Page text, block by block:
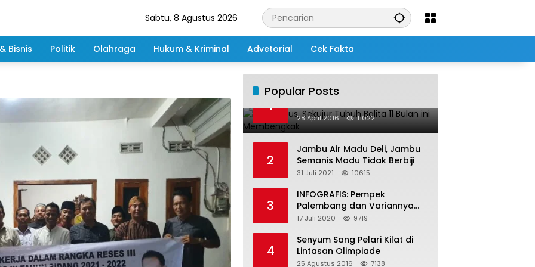
Sabtu, 8 Agustus 2026
Bisnis Politik Olahraga Hukum & Kriminal Advetorial Cek Fakta
Popular Posts
1
Salah Infus, Sekujur Tubuh
Balita 11 Bulan ini
Membengkak
28 April 2016 11022
2
Jambu Air Madu Deli, Jambu
Semanis Madu Tidak Berbiji
31 Juli 2021 10615
3
INFOGRAFIS: Pempek
Palembang dan Variannya
yang Melegenda
17 Juli 2020 9719
4
Senyum Sang Pelari Kilat di
Lintasan Olimpiade
25 Agustus 2016 7138